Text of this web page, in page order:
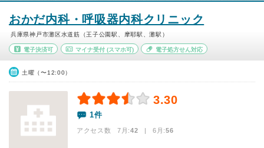
おかだ内科・呼吸器内科クリニック
兵庫県神戸市灘区水道筋（王子公園駅、摩耶駅、灘駅）
電子決済可 マイナ受付(スマホ可) 電子処方せん対応
土曜（〜12:00）
3.30
1件
アクセス数 7月:42 | 6月:56